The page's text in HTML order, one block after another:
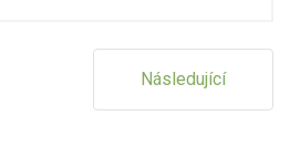
Následující